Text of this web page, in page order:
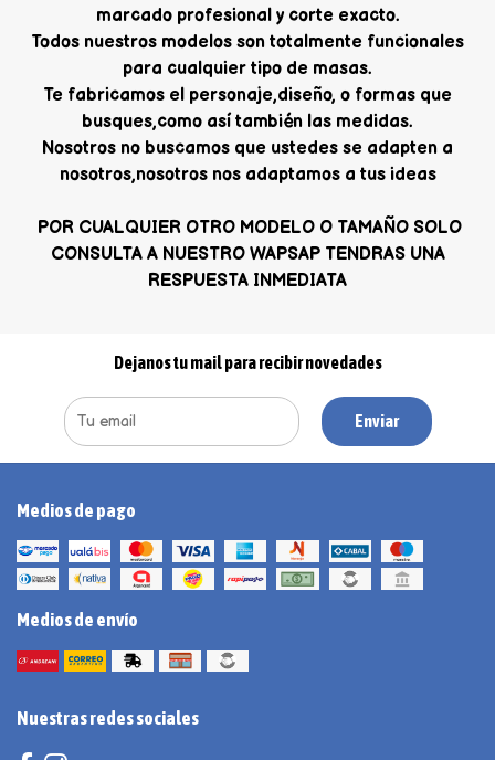
marcado profesional y corte exacto.
Todos nuestros modelos son totalmente funcionales
para cualquier tipo de masas.
Te fabricamos el personaje,diseño, o formas que
busques,como así también las medidas.
Nosotros no buscamos que ustedes se adapten a
nosotros,nosotros nos adaptamos a tus ideas
POR CUALQUIER OTRO MODELO O TAMAÑO SOLO
CONSULTA A NUESTRO WAPSAP TENDRAS UNA
RESPUESTA INMEDIATA
Dejanos tu mail para recibir novedades
Enviar
Medios de pago
Medios de envío
Nuestras redes sociales